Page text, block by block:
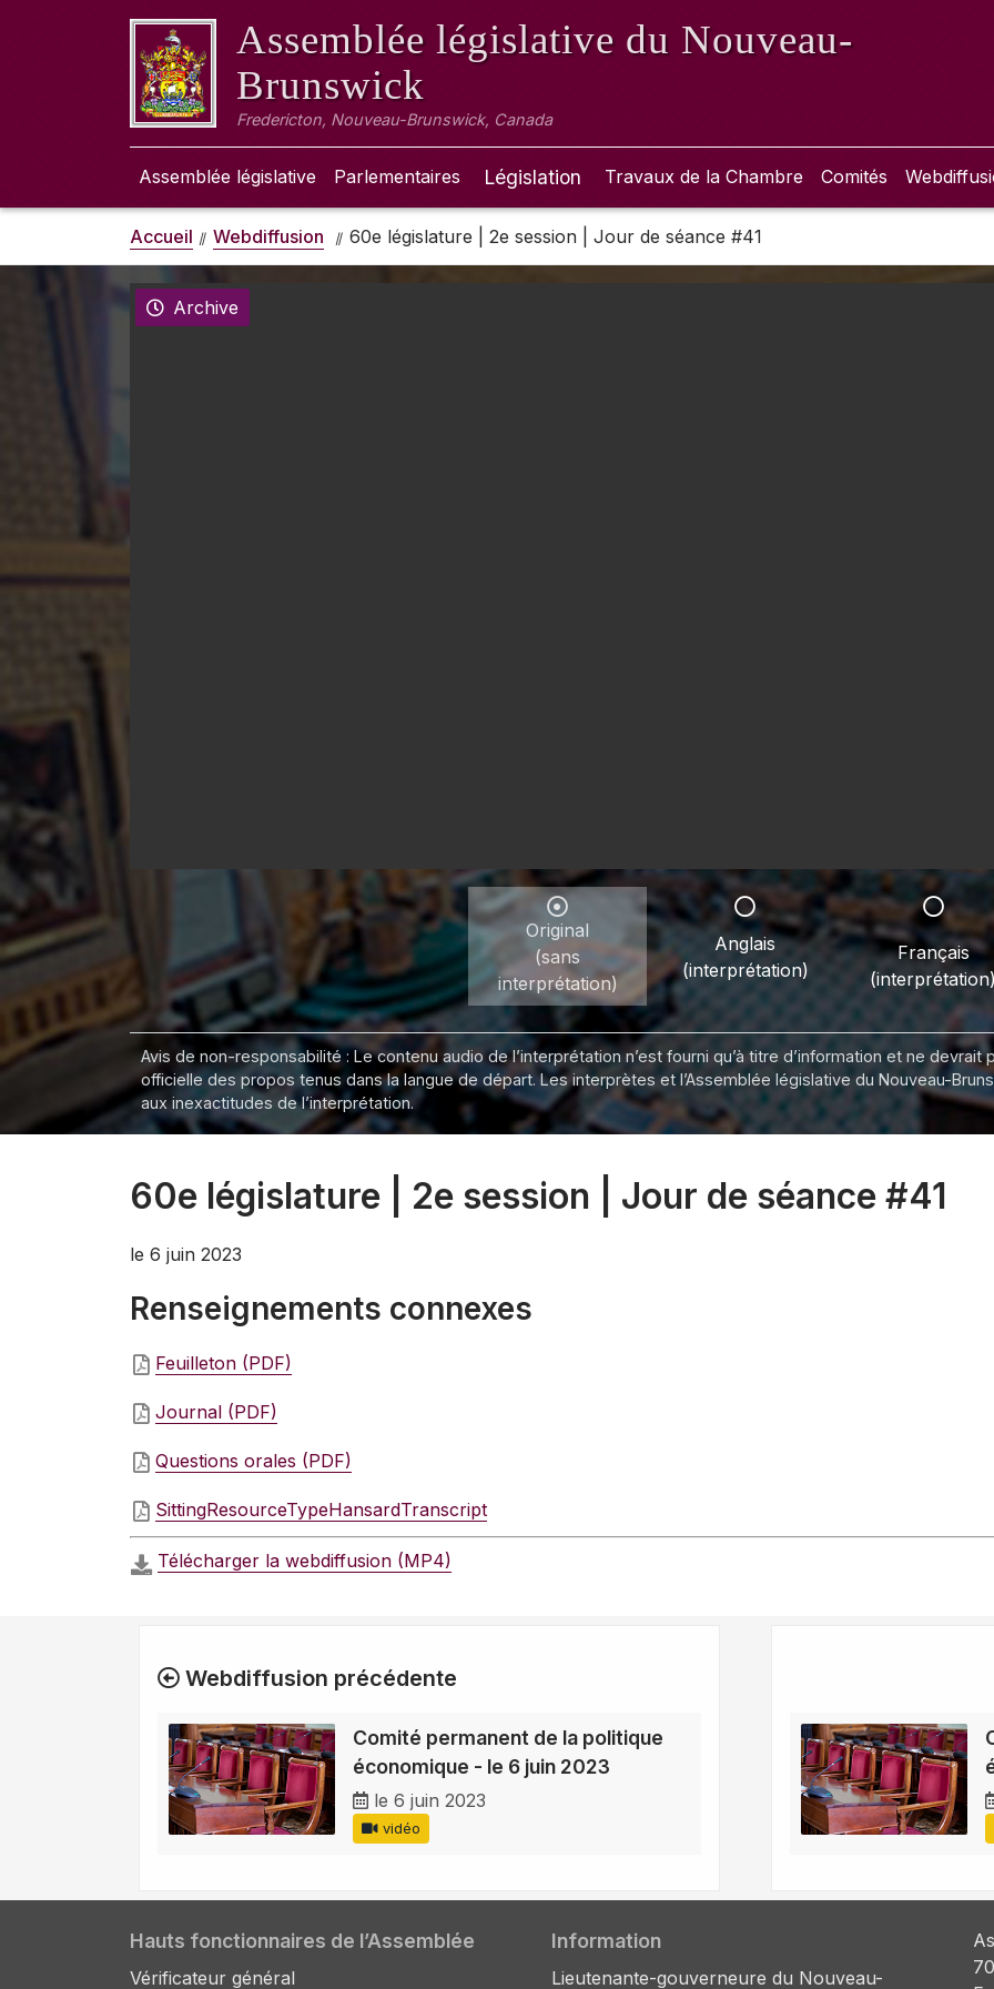
Assemblée législative du Nouveau-
Brunswick
Fredericton, Nouveau-Brunswick, Canada
Assemblée législative Parlementaires Législation Travaux de la Chambre Comités
Accueil Webdiffusion 60e législature | 2e session | Jour de séance #41
Archive
Original
(sans
interprétation)
Anglais
(interprétation)
Français
Avis de non-responsabilité : Le contenu audio de l’interprétation n’est fourni qu’à titre d’information et ne
officielle des propos tenus dans la langue de départ. Les interprètes et l’Assemblée législative du Nouveau-
aux inexactitudes de l’interprétation.
60e législature | 2e session | Jour de séance #41
le 6 juin 2023
Renseignements connexes
Feuilleton (PDF)
Journal (PDF)
Questions orales (PDF)
SittingResourceTypeHansardTranscript
Télécharger la webdiffusion (MP4)
Webdiffusion précédente
Comité permanent de la politique
économique - le 6 juin 2023
le 6 juin 2023
vidéo
Hauts fonctionnaires de l’Assemblée
Vérificateur général
Information
Lieutenante-gouverneure du Nouveau-